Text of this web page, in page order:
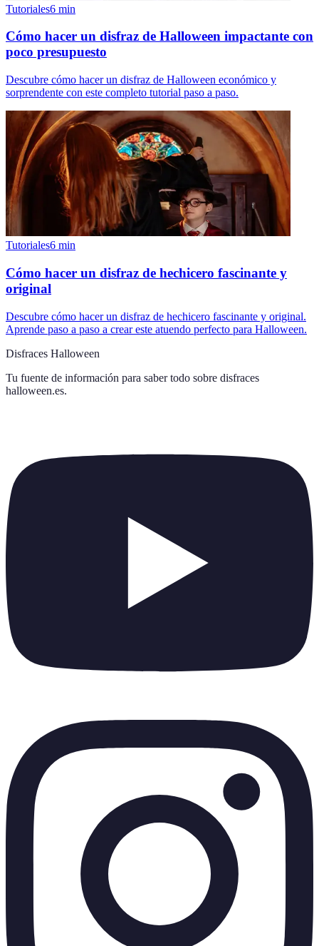
Tutoriales6 min
Cómo hacer un disfraz de Halloween impactante con
poco presupuesto
Descubre cómo hacer un disfraz de Halloween económico y
sorprendente con este completo tutorial paso a paso.
Tutoriales6 min
Cómo hacer un disfraz de hechicero fascinante y
original
Descubre cómo hacer un disfraz de hechicero fascinante y original.
Aprende paso a paso a crear este atuendo perfecto para Halloween.
Disfraces Halloween
Tu fuente de información para saber todo sobre disfraces
halloween.es.